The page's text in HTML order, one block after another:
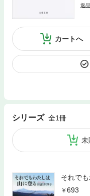
返
カートへ
シリーズ 全1冊
未
それで
693